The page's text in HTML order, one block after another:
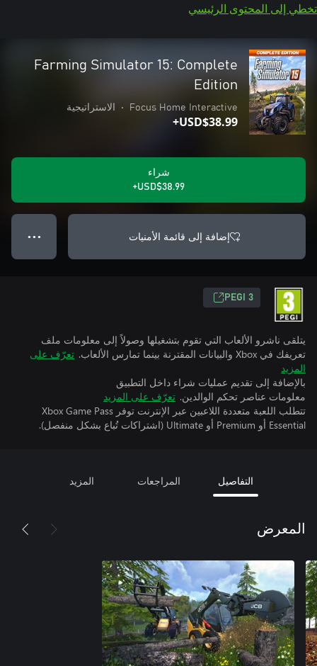
تخطي إلى المحتوى الرئيسي
Farming Simulator 15: Complete
Edition
Focus Home Interactive
• الاستراتيجية
USD$38.99+
شراء
USD$38.99+
إضافة إلى قائمة الأمنيات ● ● ●
PEGI 3
يتلقى ناشرو الألعاب التي تقوم بتشغيلها وصولاً إلى معلومات ملف
تعريفك في Xbox والبيانات المقترنة بينما تمارس الألعاب.
تعرّف على
المزيد
بالإضافة إلى تقديم عمليات شراء داخل التطبيق
معلومات عناصر تحكم الوالدين. تعرّف على المزيد
تتطلب اللعبة متعددة اللاعبين عبر الإنترنت توفر Xbox Game Pass
Essential أو Premium أو Ultimate (اشتراكات تُباع بشكل منفصل).
التفاصيل المراجعات المزيد
المعرض